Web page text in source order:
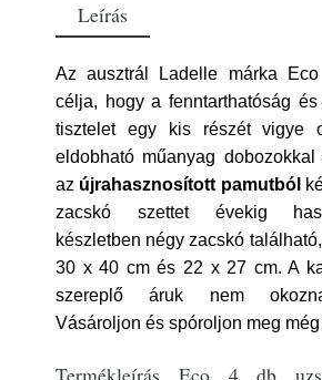
Leírás
Az ausztrál Ladelle márka
célja, hogy a fenntarthatóság
tisztelet egy kis részét vigye
eldobható műanyag
az újrahasznosított pamutból
zacskó szettet évekig
készletben négy zacskó
30 x 40 cm és 22 x 27 cm. A
szereplő áruk nem
Vásároljon és spóroljon meg még
Termékleírás Eco 4 db